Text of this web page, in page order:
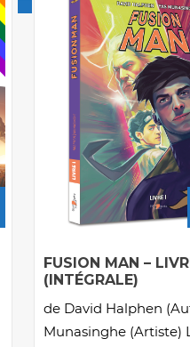
FUSION MAN –
(INTÉGRALE)
de David Halphen
Munasinghe (Artiste)